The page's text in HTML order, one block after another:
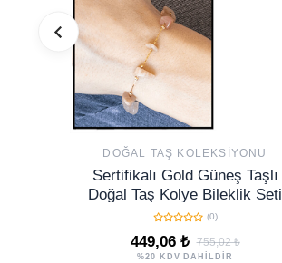
DOĞAL TAŞ KOLEKSIYONU
Sertifikalı Gold Güneş Taşlı
Doğal Taş Kolye Bileklik Seti
(0)
449,06 ₺ 755,02 ₺
%20 KDV DAHİLDİR